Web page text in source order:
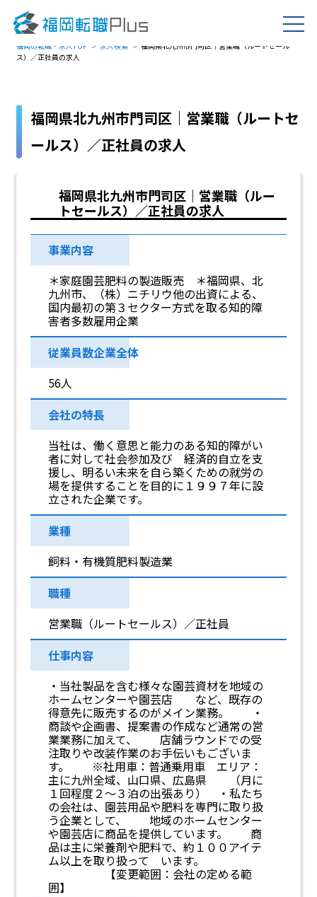
福岡の転職・求人TOP 求人検索
福岡県北九州市門司区｜営業職（ルートセール
ス）／正社員の求人
福岡県北九州市門司区｜営業職（ルートセ
ールス）／正社員の求人
福岡県北九州市門司区｜営業職（ルー
トセールス）／正社員の求人
事業内容
＊家庭園芸肥料の製造販売 ＊福岡県、北
九州市、（株）ニチリウ他の出資による、
国内最初の第３セクター方式を取る知的障
害者多数雇用企業
従業員数企業全体
56人
会社の特長
当社は、働く意思と能力のある知的障がい
者に対して社会参加及び 経済的自立を支
援し、明るい未来を自ら築くための就労の
場を提供することを目的に１９９７年に設
立された企業です。
業種
飼料・有機質肥料製造業
職種
営業職（ルートセールス）／正社員
仕事内容
・当社製品を含む様々な園芸資材を地域の
ホームセンターや園芸店 など、既存の
得意先に販売するのがメイン業務。 ・
商談や企画書、提案書の作成など通常の営
業業務に加えて、 店舗ラウンドでの受
注取りや改装作業のお手伝いもございま
す。 ※社用車：普通乗用車 エリア：
主に九州全域、山口県、広島県 （月に
１回程度２～３泊の出張あり） ・私たち
の会社は、園芸用品や肥料を専門に取り扱
う企業として、 地域のホームセンター
や園芸店に商品を提供しています。 商
品は主に栄養剤や肥料で、約１００アイテ
ム以上を取り扱って います。
【変更範囲：会社の定める範
囲】